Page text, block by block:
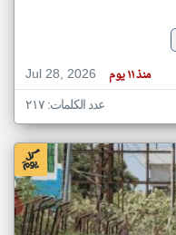
Jul 28, 2026
منذ ١١ يوم
عدد الكلمات: ٢١٧